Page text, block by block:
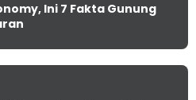
Ini 7 Fakta Gunung